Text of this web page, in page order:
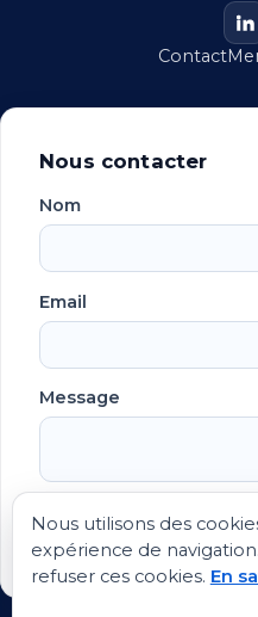
Contact
Nous contacter
Nom
Email
Message
Envoyer
Nous utilisons des
expérience de
refuser ces cookies. En